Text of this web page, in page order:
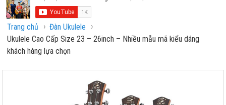
Trang chủ › Đàn Ukulele ›
Ukulele Cao Cấp Size 23 – 26inch – Nhiều mẫu mã kiểu dáng
khách hàng lựa chọn